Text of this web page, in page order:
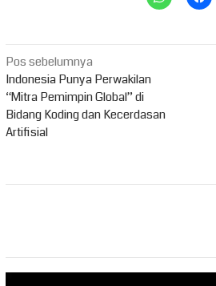
Navigasi
pos
Pos sebelumnya
Indonesia Punya Perwakilan
“Mitra Pemimpin Global” di
Bidang Koding dan Kecerdasan
Artifisial